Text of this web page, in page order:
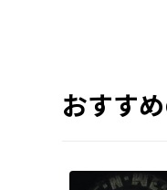
おすす